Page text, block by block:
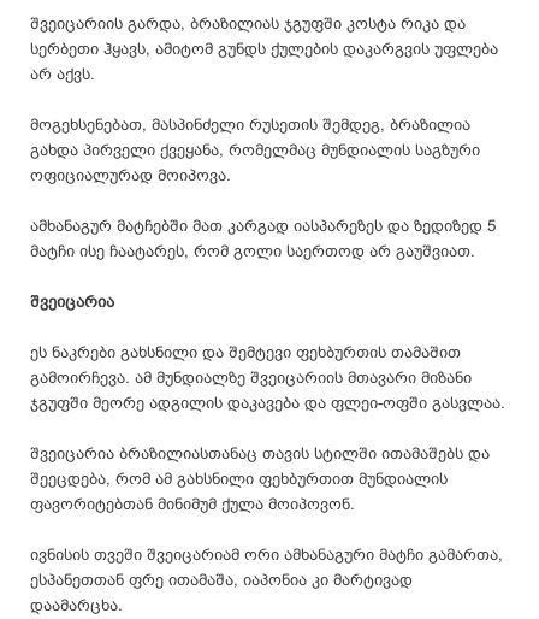
შვეიცარიის გარდა, ბრაზილიას ჯგუფში კოსტა რიკა და
სერბეთი ჰყავს, ამიტომ გუნდს ქულების დაკარგვის უფლება
არ აქვს.
მოგეხსენებათ, მასპინძელი რუსეთის შემდეგ, ბრაზილია
გახდა პირველი ქვეყანა, რომელმაც მუნდიალის საგზური
ოფიციალურად მოიპოვა.
ამხანაგურ მატჩებში მათ კარგად იასპარეზეს და ზედიზედ 5
მატჩი ისე ჩაატარეს, რომ გოლი საერთოდ არ გაუშვიათ.
შვეიცარია
ეს ნაკრები გახსნილი და შემტევი ფეხბურთის თამაშით
გამოირჩევა. ამ მუნდიალზე შვეიცარიის მთავარი მიზანი
ჯგუფში მეორე ადგილის დაკავება და ფლეი-ოფში გასვლაა.
შვეიცარია ბრაზილიასთანაც თავის სტილში ითამაშებს და
შეეცდება, რომ ამ გახსნილი ფეხბურთით მუნდიალის
ფავორიტებთან მინიმუმ ქულა მოიპოვონ.
ივნისის თვეში შვეიცარიამ ორი ამხანაგური მატჩი გამართა,
ესპანეთთან ფრე ითამაშა, იაპონია კი მარტივად
დაამარცხა.